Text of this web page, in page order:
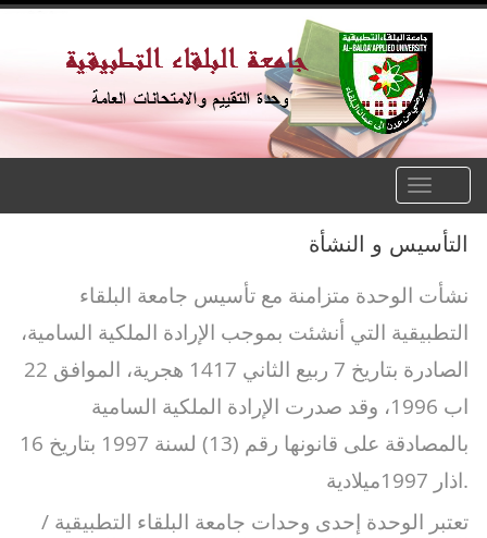
التأسيس و النشأة
نشأت الوحدة متزامنة مع تأسيس جامعة البلقاء
التطبيقية التي أنشئت بموجب الإرادة الملكية السامية،
الصادرة بتاريخ 7 ربيع الثاني 1417 هجرية، الموافق 22
اب 1996، وقد صدرت الإرادة الملكية السامية
بالمصادقة على قانونها رقم (13) لسنة 1997 بتاريخ 16
اذار 1997ميلادية.
تعتبر الوحدة إحدى وحدات جامعة البلقاء التطبيقية /